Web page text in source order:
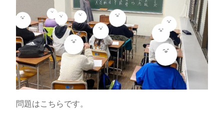
問題はこちらです。